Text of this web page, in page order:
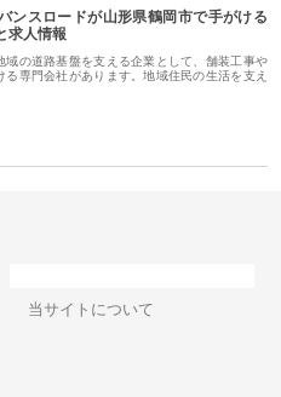
ンスロードが山形県鶴岡市で手がける
求人情報
域の道路基盤を支える企業として、舗装工事や
る専門会社があります。地域住民の生活を支え
当サイトについて